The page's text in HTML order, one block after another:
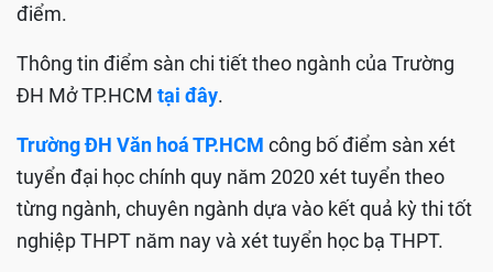
điểm.
Thông tin điểm sàn chi tiết theo ngành của Trường
ĐH Mở TP.HCM tại đây.
Trường ĐH Văn hoá TP.HCM công bố điểm sàn xét
tuyển đại học chính quy năm 2020 xét tuyển theo
từng ngành, chuyên ngành dựa vào kết quả kỳ thi tốt
nghiệp THPT năm nay và xét tuyển học bạ THPT.